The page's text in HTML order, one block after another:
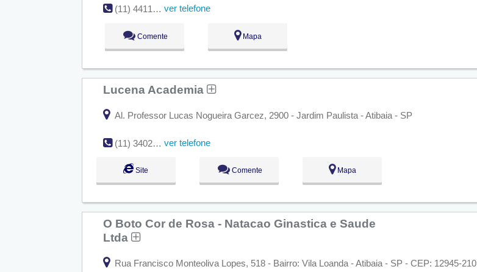
(11) 4411-0725 ver telefone
Comente Mapa
Lucena Academia
Al. Professor Lucas Nogueira Garcez, 2900 - Jardim Paulista - Atibaia - SP
(11) 3402-1942 ver telefone
Site Comente Mapa
O Boto Cor de Rosa - Natacao Ginastica e Saude
Ltda
Rua Francisco Monteoliva Lopes, 518 - Bairro: Vila Loanda - Atibaia - SP - CEP: 12945-210